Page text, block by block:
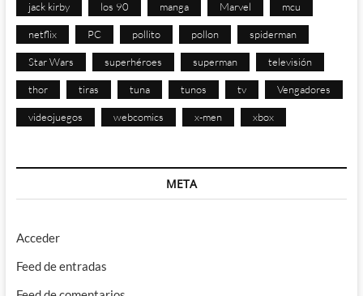
jack kirby los 90 manga Marvel mcu
netflix PC pollito pollon spiderman
Star Wars superhéroes superman televisión
thor tiras tuna tunos tv Vengadores
videojuegos webcomics x-men xbox
META
Acceder
Feed de entradas